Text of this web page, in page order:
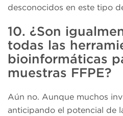
desconocidos en este tipo
10. ¿Son
todas las
bioinformáticas
muestras FFPE?
Aún no. Aunque muchos
anticipando el potencial de